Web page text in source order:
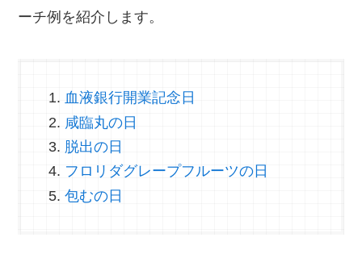
ーチ例を紹介します。
血液銀行開業記念日
咸臨丸の日
脱出の日
フロリダグレープフルーツの日
包むの日